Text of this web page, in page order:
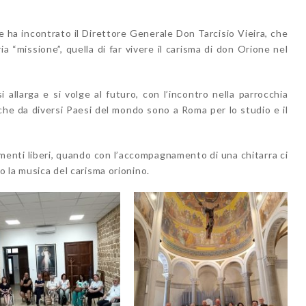
ha incontrato il Direttore Generale Don Tarcisio Vieira, che
“missione”, quella di far vivere il carisma di don Orione nel
e si volge al futuro, con l’incontro nella parrocchia
da diversi Paesi del mondo sono a Roma per lo studio e il
liberi, quando con l’accompagnamento di una chitarra ci
musica del carisma orionino.